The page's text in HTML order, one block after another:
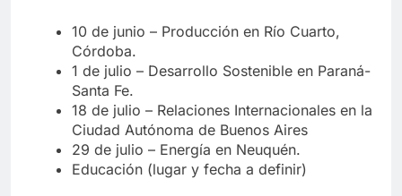
10 de junio – Producción en Río Cuarto,
Córdoba.
1 de julio – Desarrollo Sostenible en Paraná-
Santa Fe.
18 de julio – Relaciones Internacionales en la
Ciudad Autónoma de Buenos Aires
29 de julio – Energía en Neuquén.
Educación (lugar y fecha a definir)